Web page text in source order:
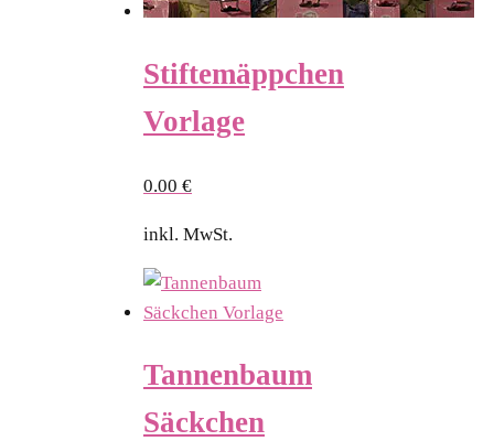
Stiftemäppchen
Vorlage
0.00 €
inkl. MwSt.
Tannenbaum
Säckchen